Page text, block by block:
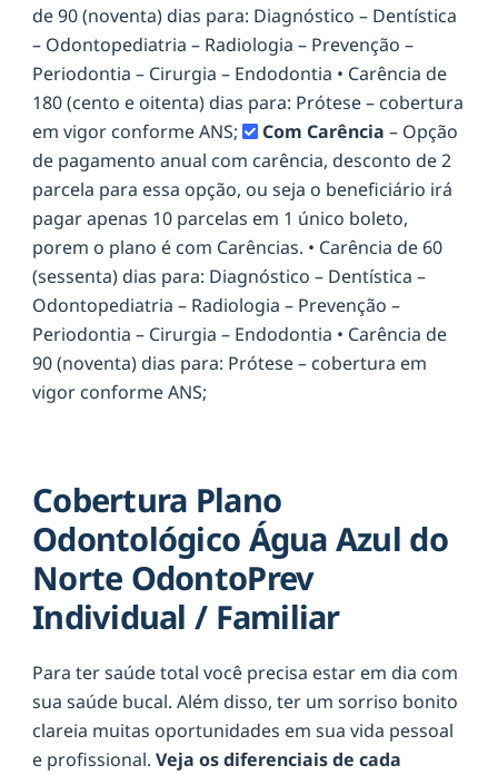
de 90 (noventa) dias para: Diagnóstico – Dentística
– Odontopediatria – Radiologia – Prevenção –
Periodontia – Cirurgia – Endodontia • Carência de
180 (cento e oitenta) dias para: Prótese – cobertura
em vigor conforme ANS;
Com Carência – Opção
de pagamento anual com carência, desconto de 2
parcela para essa opção, ou seja o beneficiário irá
pagar apenas 10 parcelas em 1 único boleto,
porem o plano é com Carências. • Carência de 60
(sessenta) dias para: Diagnóstico – Dentística –
Odontopediatria – Radiologia – Prevenção –
Periodontia – Cirurgia – Endodontia • Carência de
90 (noventa) dias para: Prótese – cobertura em
vigor conforme ANS;
Cobertura Plano
Odontológico Água Azul do
Norte OdontoPrev
Individual / Familiar
Para ter saúde total você precisa estar em dia com
sua saúde bucal. Além disso, ter um sorriso bonito
clareia muitas oportunidades em sua vida pessoal
e profissional. Veja os diferenciais de cada